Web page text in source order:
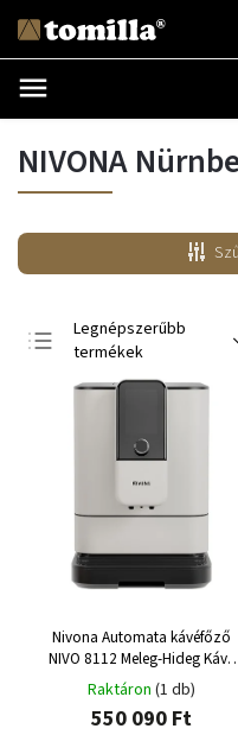
NIVONA
Legnépszerűbb
termékek
Legolcsóbb elöl
ABC szerint
Nivona Automata kávéfőző
NIVO 8112 Meleg-Hideg Kávé
Fehér
Raktáron (1 db)
550 090 Ft